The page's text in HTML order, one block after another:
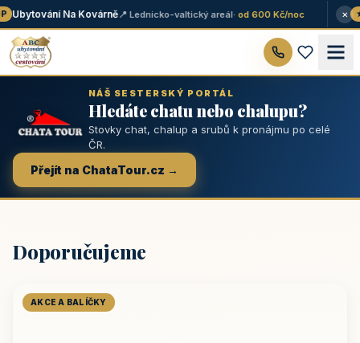
Ubytování Na Kovárně📍 Lednicko-valtický areál· od 600 Kč/noc ★
×
NÁŠ SESTERSKÝ PORTÁL
Hledáte chatu nebo chalupu?
Stovky chat, chalup a srubů k pronájmu po celé
ČR.
Přejít na ChataTour.cz →
Doporučujeme
AKCE A BALÍČKY